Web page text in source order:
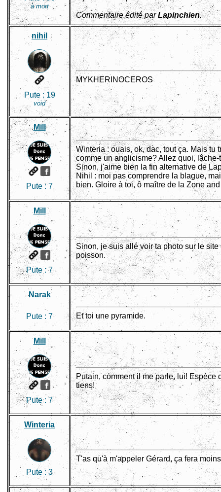
à mort
Commentaire édité parLapinchien.
nihil
Pute : 19
void
MYKHERINOCEROS
Mill
Pute :7
Winteria : ouais, ok, dac, tout ça. Mais tu
comme un anglicisme? Allez quoi,
Sinon, j'aime bien la fin alternative de
Nihil : moi pas comprendre la blague,
bien. Gloire à toi, ô maître de la Zone
Mill
Pute :7
Sinon, je suis allé voir ta photo sur le
poisson.
Narak
Pute : 7 Et toi une pyramide.
Mill
Pute :7
Putain, comment il me parle, lui! Espèce
tiens!
Winteria
Pute :3
T'as qu'à m'appeler Gérard, ça fera